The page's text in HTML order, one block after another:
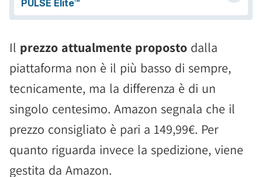
Il prezzo attualmente proposto dalla
piattaforma non è il più basso di sempre,
tecnicamente, ma la differenza è di un
singolo centesimo. Amazon segnala che il
prezzo consigliato è pari a 149,99€. Per
quanto riguarda invece la spedizione, viene
gestita da Amazon.